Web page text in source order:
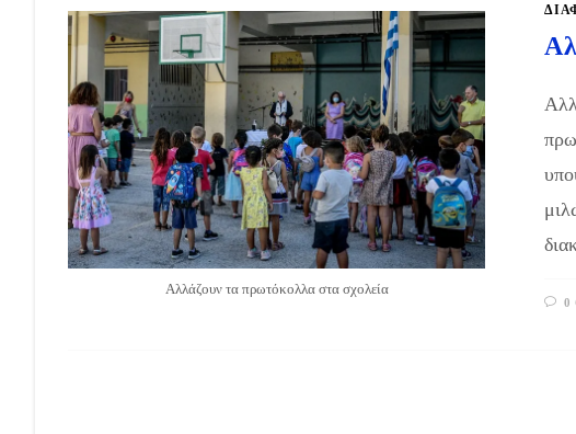
Αλλάζουν τα πρωτόκολλα στα σχολεία
0